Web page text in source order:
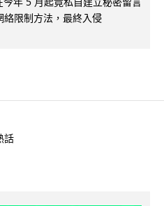
限制方法，最終入侵
話